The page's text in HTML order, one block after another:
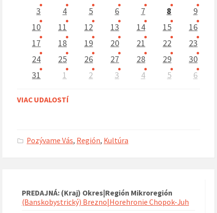
3
4 5 6 7 8
9
10
11 12 13 14 15
16
17
18 19 20 21 22
23
24
25 26 27 28 29
30
31
1 2 3 4 5
6
na
VIAC UDALOSTÍ
Pozývame Vás, Región, Kultúra
PREDAJNÁ: (Kraj) Okres|Región Mikroregión
(Banskobystrický) Brezno|Horehronie Chopok-Juh